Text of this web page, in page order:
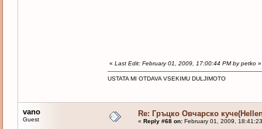
« Last Edit: February 01, 2009, 17:00:44 PM by petko»
USTATA MI OTDAVA VSEKIMU DULJIMOTO
vano
Guest
Re: Гръцко Овчарско
« Reply #68 on:February 01, 2009,